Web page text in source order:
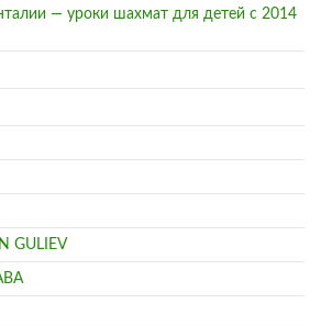
— уроки шахмат для детей с 2014
GULIEV